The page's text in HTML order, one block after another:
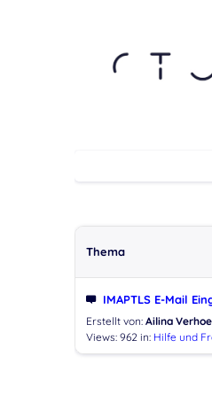
Thema
IMAPTLS E-Mail
Erstellt von: Ailina
Views: 962 in: Hilfe und